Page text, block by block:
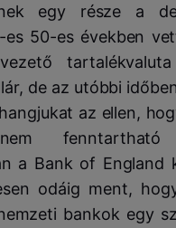
egy része a
50-es években
de az utóbbi
az ellen,
a Bank of England
odáig ment,
bankok egy